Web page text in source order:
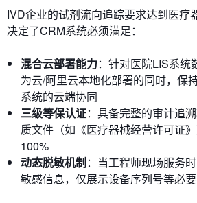
IVD企业的试剂流向追踪要求达到医疗
决定了CRM系统必须满足：
混合云部署能力：针对医院LIS系统
为云/阿里云本地化部署的同时，保
系统的云端协同
三级等保认证：具备完整的审计追
质文件（如《医疗器械经营许可证
100%
动态脱敏机制：当工程师现场服务
敏感信息，仅展示设备序列号等必